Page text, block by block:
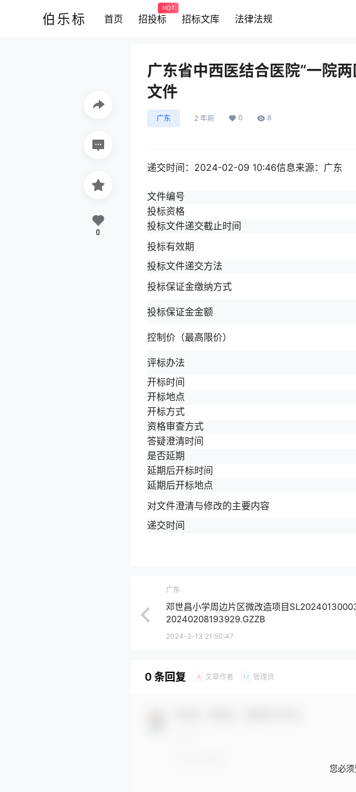
伯乐标 首页 招投标
HOT
招标文库 法律法规
广东省中西医结合医院“一院
文件
广东 2 年前 0 8
递交时间：2024-02-09 10:46信息来源： 广东
文件编号
投标资格
投标文件递交截止时间
投标有效期
投标文件递交方法
投标保证金缴纳方式
投标保证金金额
控制价（最高限价）
评标办法
开标时间
开标地点
开标方式
资格审查方式
答疑澄清时间
是否延期
延期后开标时间
延期后开标地点
对文件澄清与修改的主要内容
递交时间
0
广东
邓世昌小学周边片区微改造项目
20240208193929.GZZB
2024-2-13 21:50:47
0 条回复 A 文章作者 M 管理员
您必